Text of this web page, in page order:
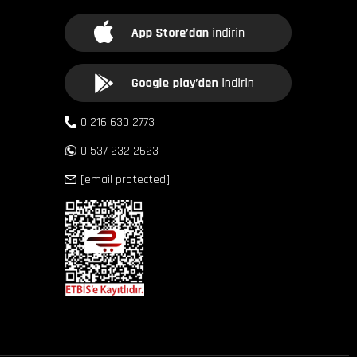
0 216 630 2773
0 537 232 2623
[email protected]